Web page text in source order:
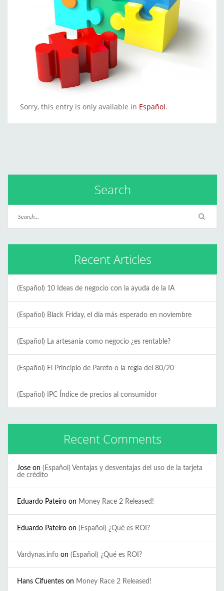
Sorry, this entry is only available in Español.
Search
Recent Articles
(Español) 10 Ideas de negocio con la ayuda de la IA
(Español) Black Friday, el día más esperado en noviembre
(Español) La artesanía como negocio ¿es rentable?
(Español) El Principio de Pareto o la regla del 80/20
(Español) IPC Índice de precios al consumidor
Recent Comments
Jose on (Español) Ventajas y desventajas del uso de la tarjeta
de crédito
Eduardo Pateiro on Money Race 2 Released!
Eduardo Pateiro on (Español) ¿Qué es ROI?
Vardynas.info on (Español) ¿Qué es ROI?
Hans Cifuentes on Money Race 2 Released!